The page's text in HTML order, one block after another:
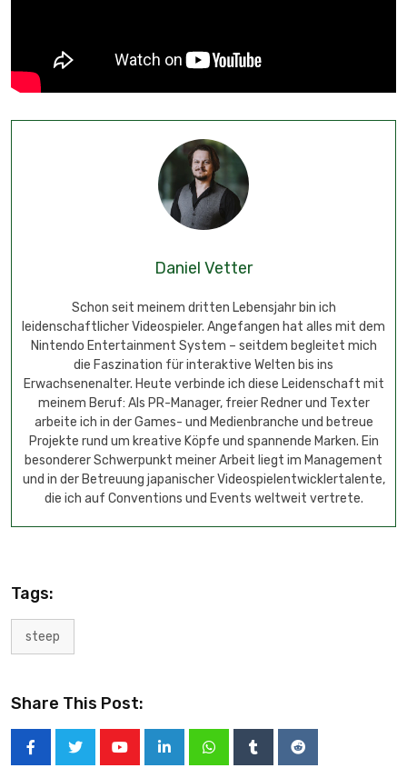
Daniel Vetter
Schon seit meinem dritten Lebensjahr bin ich
leidenschaftlicher Videospieler. Angefangen hat alles mit dem
Nintendo Entertainment System – seitdem begleitet mich
die Faszination für interaktive Welten bis ins
Erwachsenenalter. Heute verbinde ich diese Leidenschaft mit
meinem Beruf: Als PR-Manager, freier Redner und Texter
arbeite ich in der Games- und Medienbranche und betreue
Projekte rund um kreative Köpfe und spannende Marken. Ein
besonderer Schwerpunkt meiner Arbeit liegt im Management
und in der Betreuung japanischer Videospielentwicklertalente,
die ich auf Conventions und Events weltweit vertrete.
Tags:
steep
Share This Post: